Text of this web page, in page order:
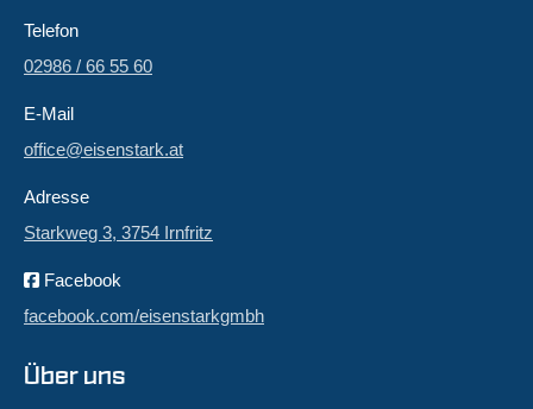
Telefon
02986 / 66 55 60
E-Mail
office@eisenstark.at
Adresse
Starkweg 3, 3754 Irnfritz
Facebook
facebook.com/eisenstarkgmbh
Über uns